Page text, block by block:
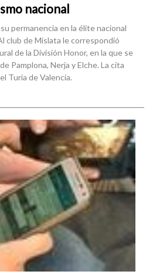
nacional
permanencia en la élite nacional
club de Mislata le correspondió
de la División Honor, en la que se
Pamplona, Nerja y Elche. La cita
Turia de Valencia.